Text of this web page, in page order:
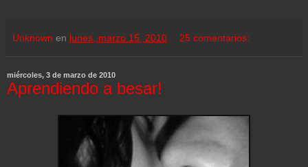
Unknown en lunes, marzo 15, 2010 25 comentarios:
miércoles, 3 de marzo de 2010
Aprendiendo a besar!